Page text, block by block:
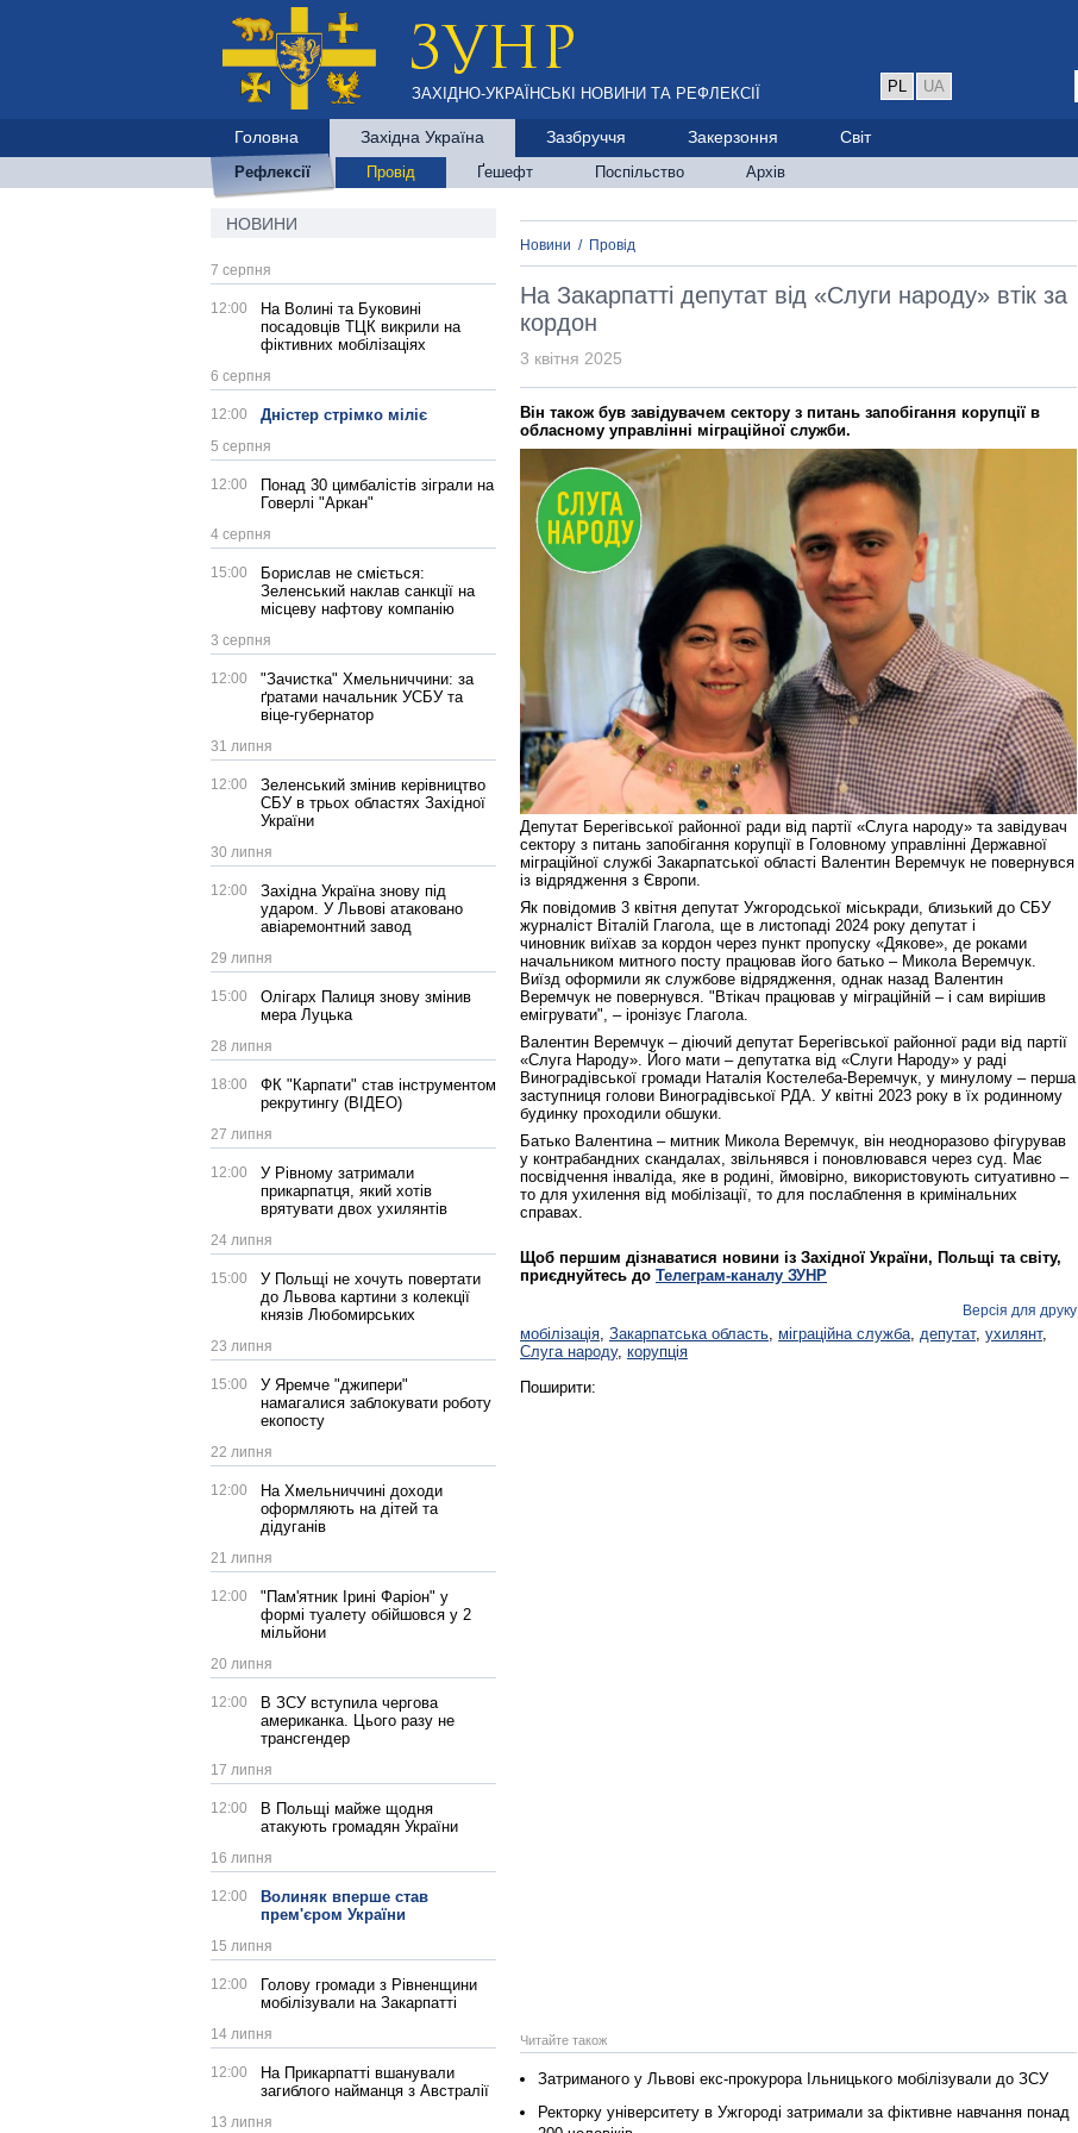
ЗАХІДНО-УКРАЇНСЬКІ НОВИНИ ТА РЕФЛЕКСІЇ PL UA
Головна Західна Україна Зазбруччя Закерзоння Світ
Рефлексії Провід Ґешефт Поспільство Архів
НОВИНИ
7 серпня
12:00
На Волині та Буковині
посадовців ТЦК викрили на
фіктивних мобілізаціях
6 серпня
12:00 Дністер стрімко міліє
5 серпня
12:00
Понад 30 цимбалістів зіграли на
Говерлі "Аркан"
4 серпня
15:00
Борислав не сміється:
Зеленський наклав санкції на
місцеву нафтову компанію
3 серпня
12:00
"Зачистка" Хмельниччини: за
ґратами начальник УСБУ та
віце-губернатор
31 липня
12:00
Зеленський змінив керівництво
СБУ в трьох областях Західної
України
30 липня
12:00
Західна Україна знову під
ударом. У Львові атаковано
авіаремонтний завод
29 липня
15:00
Олігарх Палиця знову змінив
мера Луцька
28 липня
18:00
ФК "Карпати" став інструментом
рекрутингу (ВІДЕО)
27 липня
12:00
У Рівному затримали
прикарпатця, який хотів
врятувати двох ухилянтів
24 липня
15:00
У Польщі не хочуть повертати
до Львова картини з колекції
князів Любомирських
23 липня
15:00
У Яремче "джипери"
намагалися заблокувати роботу
екопосту
22 липня
12:00
На Хмельниччині доходи
оформляють на дітей та
дідуганів
21 липня
12:00
"Пам'ятник Ірині Фаріон" у
формі туалету обійшовся у 2
мільйони
20 липня
12:00
В ЗСУ вступила чергова
американка. Цього разу не
трансгендер
17 липня
12:00
В Польщі майже щодня
атакують громадян України
16 липня
12:00
Волиняк вперше став
прем'єром України
15 липня
12:00
Голову громади з Рівненщини
мобілізували на Закарпатті
14 липня
12:00
На Прикарпатті вшанували
загиблого найманця з Австралії
13 липня
Новини / Провід
На Закарпатті депутат від «Слуги народу» втік за
кордон
3 квітня 2025
Він також був завідувачем сектору з питань запобігання корупції в
обласному управлінні міграційної служби.
Депутат Берегівської районної ради від партії «Слуга народу» та завідувач
сектору з питань запобігання корупції в Головному управлінні Державної
міграційної службі Закарпатської області Валентин Веремчук не повернувся
із відрядження з Європи.
Як повідомив 3 квітня депутат Ужгородської міськради, близький до СБУ
журналіст Віталій Глагола, ще в листопаді 2024 року депутат і
чиновник виїхав за кордон через пункт пропуску «Дякове», де роками
начальником митного посту працював його батько – Микола Веремчук.
Виїзд оформили як службове відрядження, однак назад Валентин
Веремчук не повернувся. "Втікач працював у міграційній – і сам вирішив
емігрувати", – іронізує Глагола.
Валентин Веремчук – діючий депутат Берегівської районної ради від партії
«Слуга Народу». Його мати – депутатка від «Слуги Народу» у раді
Виноградівської громади Наталія Костелеба-Веремчук, у минулому – перша
заступниця голови Виноградівської РДА. У квітні 2023 року в їх родинному
будинку проходили обшуки.
Батько Валентина – митник Микола Веремчук, він неодноразово фігурував
у контрабандних скандалах, звільнявся і поновлювався через суд. Має
посвідчення інваліда, яке в родині, ймовірно, використовують ситуативно –
то для ухилення від мобілізації, то для послаблення в кримінальних
справах.
Щоб першим дізнаватися новини із Західної України, Польщі та світу,
приєднуйтесь до Телеграм-каналу ЗУНР
Версія для друку
мобілізація Закарпатська область міграційна служба депутат, ухилянт,
Слуга народу, корупція
Поширити:
Читайте також
Затриманого у Львові екс-прокурора Ільницького мобілізували до ЗСУ
Ректорку університету в Ужгороді затримали за фіктивне навчання понад